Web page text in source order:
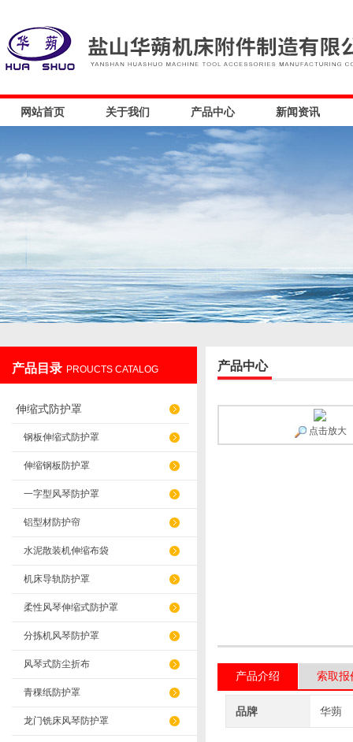
网站首页 关于我们 产品中心 新闻资讯
产品目录 PROUCTS CATALOG
伸缩式防护罩
钢板伸缩式防护罩
伸缩钢板防护罩
一字型风琴防护罩
铝型材防护帘
水泥散装机伸缩布袋
机床导轨防护罩
柔性风琴伸缩式防护罩
分拣机风琴防护罩
风琴式防尘折布
青稞纸防护罩
龙门铣床风琴防护罩
产品中心
点击放大
产品介绍 索取报
品牌 华蒴